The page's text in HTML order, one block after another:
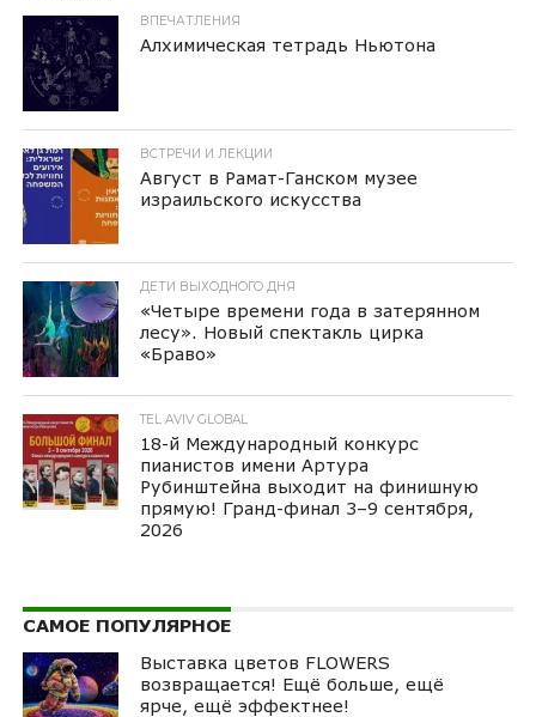
ВПЕЧАТЛЕНИЯ
Алхимическая тетрадь Ньютона
ВСТРЕЧИ И ЛЕКЦИИ
Август в Рамат-Ганском музее
израильского искусства
ДЕТИ ВЫХОДНОГО ДНЯ
«Четыре времени года в затерянном
лесу». Новый спектакль цирка
«Браво»
TEL AVIV GLOBAL
18-й Международный конкурс
пианистов имени Артура
Рубинштейна выходит на финишную
прямую! Гранд-финал 3–9 сентября,
2026
САМОЕ ПОПУЛЯРНОЕ
Выставка цветов FLOWERS
возвращается! Ещё больше, ещё
ярче, ещё эффектнее!